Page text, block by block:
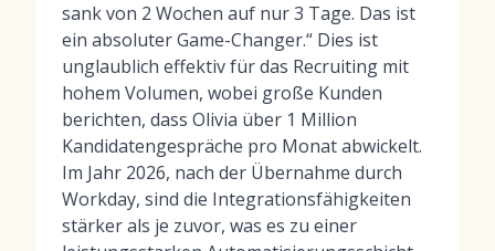
sank von 2 Wochen auf nur 3 Tage. Das ist
ein absoluter Game-Changer.“ Dies ist
unglaublich effektiv für das Recruiting mit
hohem Volumen, wobei große Kunden
berichten, dass Olivia über 1 Million
Kandidatengespräche pro Monat abwickelt.
Im Jahr 2026, nach der Übernahme durch
Workday, sind die Integrationsfähigkeiten
stärker als je zuvor, was es zu einer